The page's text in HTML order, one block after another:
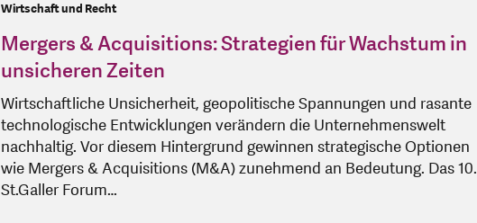
Wirtschaft und Recht
Mergers & Acquisitions: Strategien für Wachstum in
unsicheren Zeiten
Wirtschaftliche Unsicherheit, geopolitische Spannungen und rasante
technologische Entwicklungen verändern die Unternehmenswelt
nachhaltig. Vor diesem Hintergrund gewinnen strategische Optionen
wie Mergers & Acquisitions (M&A) zunehmend an Bedeutung. Das 10.
St.Galler Forum…